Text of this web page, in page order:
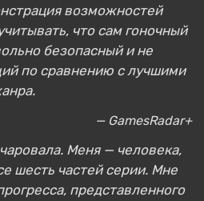
возможностей
что сам гоночный
безопасный и не
по сравнению с лучшими
— GamesRadar+
Меня — человека,
шесть частей серии. Мне
представленного